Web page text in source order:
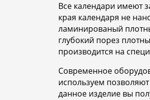
Все календари имеют
края календаря не
ламинированый
глубокий порез
производится на
Современное
используем
данное изделие вы